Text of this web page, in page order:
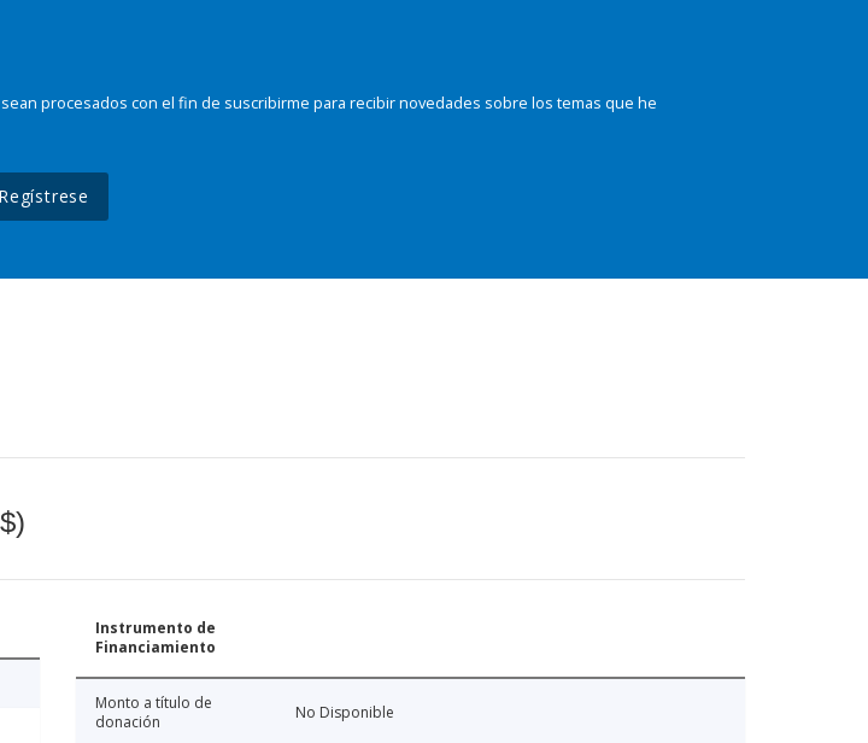
procesados con el fin de suscribirme para recibir novedades sobre los temas que he
Regístrese
Instrumento de
Financiamiento
Monto a título de
donación
No Disponible